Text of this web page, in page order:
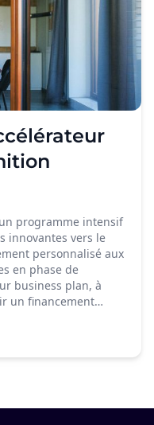
programme intensif
innovantes vers le
personnalisé aux
en phase de
business plan, à
un financement…